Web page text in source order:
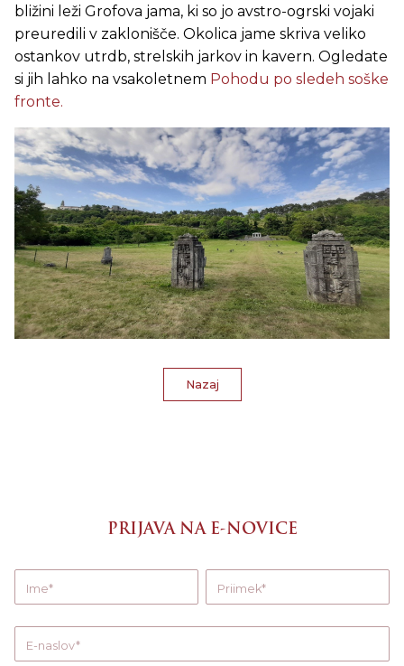
bližini leži Grofova jama, ki so jo avstro-ogrski vojaki
preuredili v zaklonišče. Okolica jame skriva veliko
ostankov utrdb, strelskih jarkov in kavern. Ogledate
si jih lahko na vsakoletnem Pohodu po sledeh soške
fronte.
Nazaj
PRIJAVA NA E-NOVICE
Ime Priimek
E-naslov